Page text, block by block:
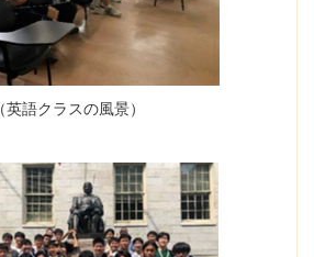
（英語クラスの風景）